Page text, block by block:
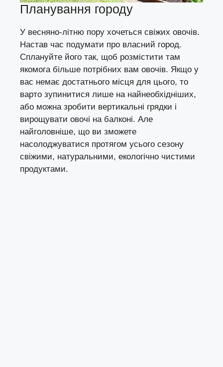
Планування городу
У весняно-літню пору хочеться свіжих овочів.
Настав час подумати про власний город.
Сплануйте його так, щоб розмістити там
якомога більше потрібних вам овочів. Якщо у
вас немає достатнього місця для цього, то
варто зупинитися лише на найнеобхідніших,
або можна зробити вертикальні грядки і
вирощувати овочі на балконі. Але
найголовніше, що ви зможете
насолоджуватися протягом усього сезону
свіжими, натуральними, екологічно чистими
продуктами.